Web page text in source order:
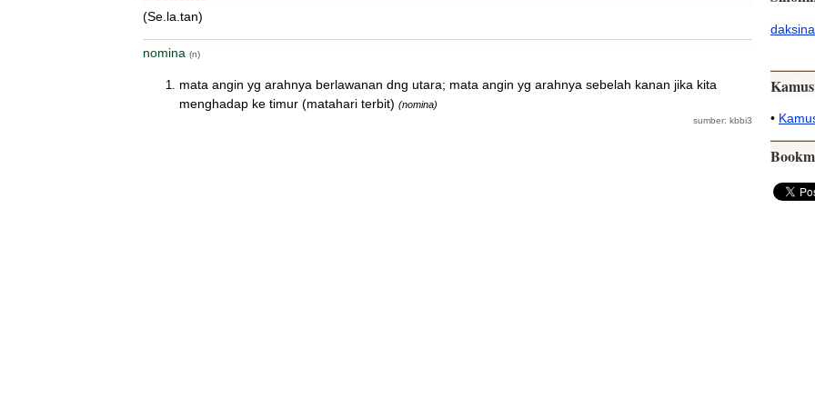
(Se.la.tan)
nomina (n)
mata angin yg arahnya berlawanan dng utara; mata angin yg arahnya sebelah kanan jika kita
menghadap ke timur (matahari terbit) (nomina)
sumber: kbbi3
daksina
•